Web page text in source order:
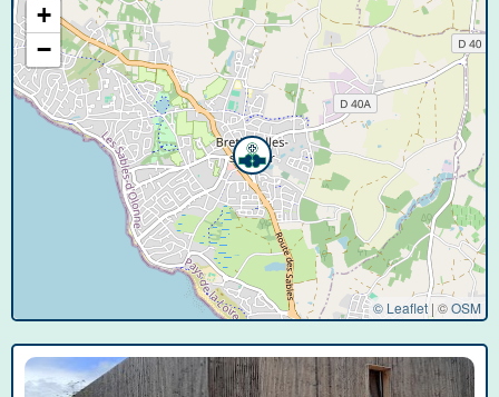
+
−
© Leaflet |©OSM